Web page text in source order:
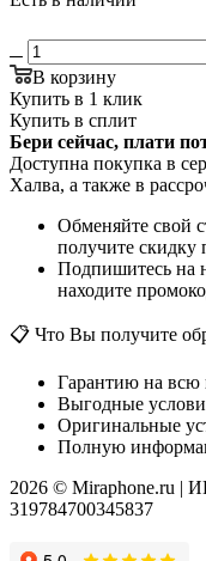
В корзину
Купить в 1 клик
Купить в сплит
Бери сейчас, плати
Доступна покупка в
Халва, а также в
Обменяйте свой
получите
Подпишитесь на
находите
📋 Что Вы получите
Гарантию на
Выгодные
Оригинальные
Полную
2026 © Miraphone.ru |
319784700345837